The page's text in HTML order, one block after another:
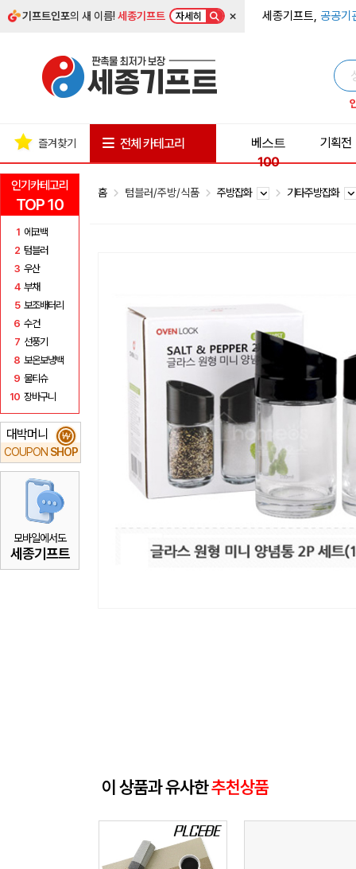
기프트인포의 새 이름!세종기프트 자세히 × 세종기프트, 공공기
인기카테고리
TOP 10
1 에코백
2 텀블러
3 우산
4 부채
5 보조배터리
6 수건
7 선풍기
8 보온보냉백
9 물티슈
10 장바구니
대박머니
COUPON SHOP
₩
모바일에서도
세종기프트
즐겨찾기 전체 카테고리
베스트
100
기획전
홈 텀블러/주방/식품 주방잡화 기타주방잡화
이 상품과 유사한추천상품